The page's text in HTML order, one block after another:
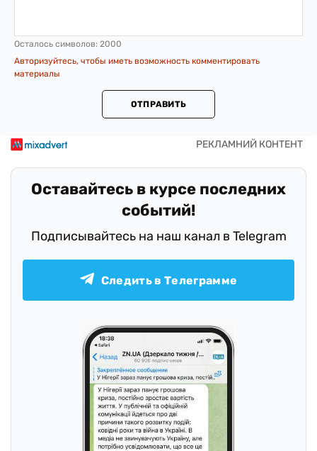
Осталось символов: 2000
Авторизуйтесь, чтобы иметь возможность комментировать
материалы
ОТПРАВИТЬ
Оставайтесь в курсе последних
событий!
Подписывайтесь на наш канал в Telegram
Следить в Телеграмме